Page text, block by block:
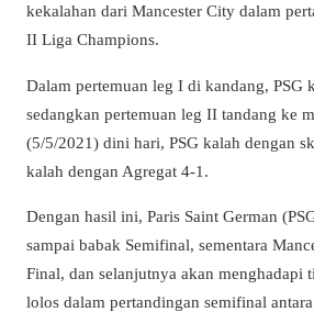
kekalahan dari Mancester City dalam
II Liga Champions.
Dalam pertemuan leg I di kandang, PSG
sedangkan pertemuan leg II tandang ke
(5/5/2021) dini hari, PSG kalah dengan
kalah dengan Agregat 4-1.
Dengan hasil ini, Paris Saint German
sampai babak Semifinal, sementara
Final, dan selanjutnya akan menghadapi
lolos dalam pertandingan semifinal